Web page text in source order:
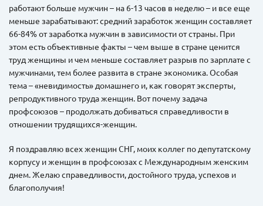
работают больше мужчин – на 6-13 часов в неделю – и все еще
меньше зарабатывают: средний заработок женщин составляет
66-84% от заработка мужчин в зависимости от страны. При
этом есть объективные факты – чем выше в стране ценится
труд женщины и чем меньше составляет разрыв по зарплате с
мужчинами, тем более развита в стране экономика. Особая
тема – «невидимость» домашнего и, как говорят эксперты,
репродуктивного труда женщин. Вот почему задача
профсоюзов – продолжать добиваться справедливости в
отношении трудящихся-женщин.
Я поздравляю всех женщин СНГ, моих коллег по депутатскому
корпусу и женщин в профсоюзах с Международным женским
днем. Желаю справедливости, достойного труда, успехов и
благополучия!